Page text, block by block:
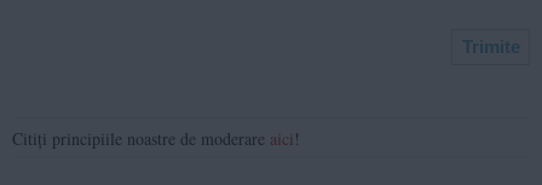
Citiți principiile noastre de moderare aici !